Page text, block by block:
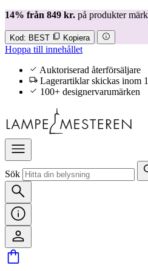
14% från 849 kr. på produkter
Kod: BEST Kopiera
Hoppa till innehållet
Auktoriserad återförsäljare
Lagerartiklar skickas inom
100+ designervarumärken
Sök